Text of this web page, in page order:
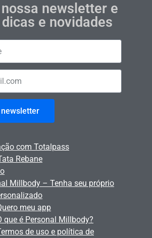
newsletter e
e novidades
com Totalpass
Rebane
Millbody – Tenha seu próprio
meu app
que é Personal Millbody?
de uso e política de